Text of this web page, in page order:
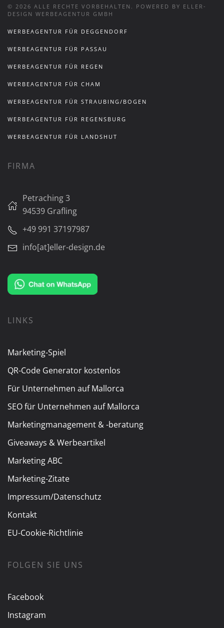
© 2026 ALLE RECHTE VORBEHALTEN. POWERED BY ELLER-
DESIGN WERBEAGENTUR GMBH
WERBEAGENTUR FÜR DEGGENDORF
WERBEAGENTUR FÜR PASSAU
WERBEAGENTUR FÜR REGEN
WERBEAGENTUR FÜR CHAM
WERBEAGENTUR FÜR STRAUBING/BOGEN
WERBEAGENTUR FÜR REGENSBURG
WERBEAGENTUR FÜR LANDSHUT
FIRMA
Petraching 3
94539 Grafling
+49 991 37197987
info[at]eller-design.de
LINKS
Marketing-Spiel
QR-Code Generator kostenlos
Für Unternehmen auf Mallorca
SEO für Unternehmen auf Mallorca
Marketingmanagement & -beratung
Giveaways & Werbeartikel
Marketing ABC
Marketing-Zitate
Impressum/Datenschutz
Kontakt
EU-Cookie-Richtlinie
FOLGEN SIE UNS
Facebook
Instagram